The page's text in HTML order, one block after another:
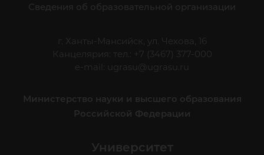
Сведения об образовательной организации
г. Ханты-Мансийск, ул. Чехова, 16
Канцелярия: тел.: +7 (3467) 377-000
e-mail:
ugrasu@ugrasu.ru
Министерство науки и высшего образования
Российской Федерации
Университет